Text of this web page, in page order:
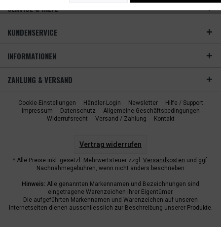
SERVICE & HILFE
KUNDENSERVICE
INFORMATIONEN
ZAHLUNG & VERSAND
Cookie-Einstellungen Händler-Login Newsletter
Hilfe / Support
Impressum
Datenschutz
Allgemeine Geschäftsbedingungen
Widerrufsrecht
Versand / Zahlung Kontakt
Vertrag widerrufen
* Alle Preise inkl. gesetzl. Mehrwertsteuer zzgl. Versandkosten und ggf.
Nachnahmegebühren, wenn nicht anders beschrieben
Hinweis: Alle genannten Markennamen und Bezeichnungen sind
eingetragene Warenzeichen ihrer Eigentümer.
Die aufgeführten Markennamen und Warenzeichen auf unseren
Internetseiten dienen ausschliesslich zur Beschreibung unserer Produkte.